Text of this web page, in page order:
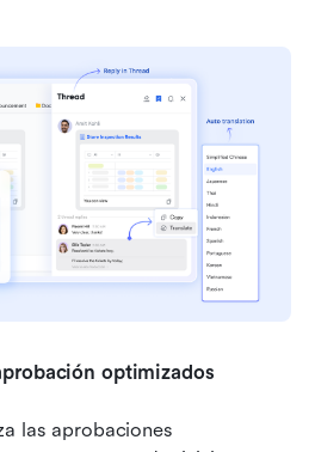
optimizados
las aprobaciones